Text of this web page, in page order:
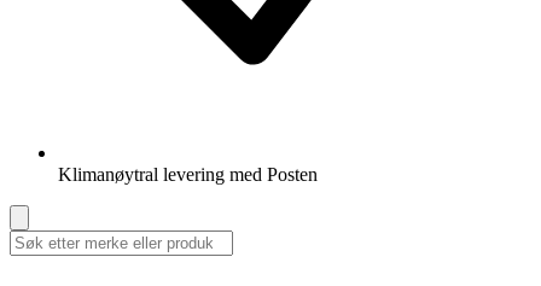
Klimanøytral levering med Posten